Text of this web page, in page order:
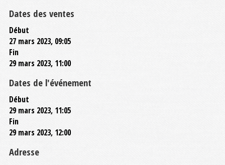
Dates des ventes
Début
27 mars 2023, 09:05
Fin
29 mars 2023, 11:00
Dates de l'événement
Début
29 mars 2023, 11:05
Fin
29 mars 2023, 12:00
Adresse